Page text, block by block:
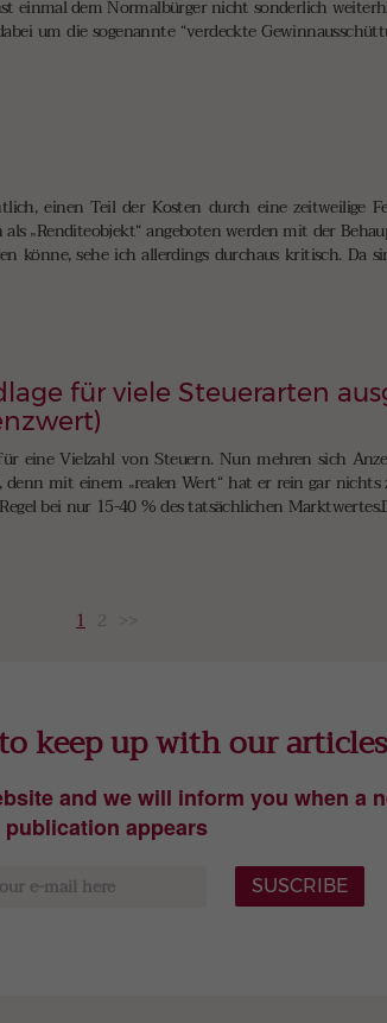
einmal dem Normalbürger nicht sonderlich
um die sogenannte “verdeckte
einen Teil der Kosten durch eine zeitweilige
„Renditeobjekt“ angeboten werden mit der
könne, sehe ich allerdings durchaus kritisch. Da
für viele Steuerarten
eine Vielzahl von Steuern. Nun mehren sich
mit einem „realen Wert“ hat er rein gar nichts
bei nur 15-40 % des tatsächlichen
1 2 >>
keep up with our
and we will inform you when a
publication appears
SUSCRIBE